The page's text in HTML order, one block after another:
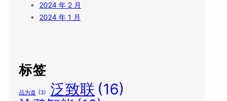
2024 年 2 月
2024 年 1 月
标签
品为道 (3) 泛致联 (16)